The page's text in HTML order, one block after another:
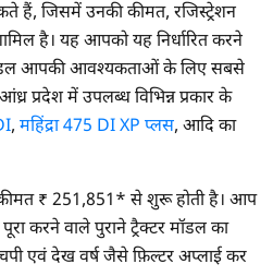
हैं, जिसमें उनकी कीमत, रजिस्ट्रेशन
है। यह आपको यह निर्धारित करने
आपकी आवश्यकताओं के लिए सबसे
प्रदेश में उपलब्ध विभिन्न प्रकार के
, महिंद्रा 475 DI XP प्लस, आदि का
₹ 251,851* से शुरू होती है। आप
करने वाले पुराने ट्रैक्टर मॉडल का
एवं देख वर्ष जैसे फ़िल्टर अप्लाई कर